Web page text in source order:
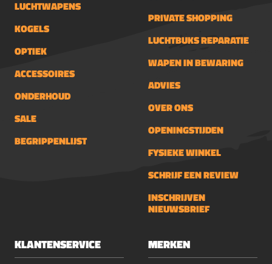
LUCHTWAPENS
KOGELS
OPTIEK
ACCESSOIRES
ONDERHOUD
SALE
BEGRIPPENLIJST
PRIVATE SHOPPING
LUCHTBUKS REPARATIE
WAPEN IN BEWARING
ADVIES
OVER ONS
OPENINGSTIJDEN
FYSIEKE WINKEL
SCHRIJF EEN REVIEW
INSCHRIJVEN
NIEUWSBRIEF
KLANTENSERVICE MERKEN